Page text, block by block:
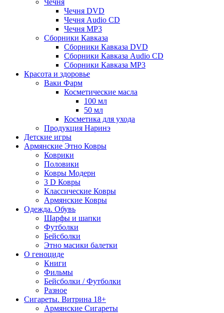
Чечня
Чечня DVD
Чечня Audio CD
Чечня MP3
Сборники Кавказа
Сборники Кавказа DVD
Сборники Кавказа Audio CD
Сборники Кавказа MP3
Красота и здоровье
Ваки Фарм
Косметические масла
100 мл
50 мл
Косметика для ухода
Продукция Наринэ
Детские игры
Армянские Этно Ковры
Коврики
Половики
Ковры Модерн
3 D Ковры
Классические Ковры
Армянские Ковры
Одежда. Обувь
Шарфы и шапки
Футболки
Бейсболки
Этно масики балетки
О геноциде
Книги
Фильмы
Бейсболки / Футболки
Разное
Сигареты. Витрина 18+
Армянские Сигареты